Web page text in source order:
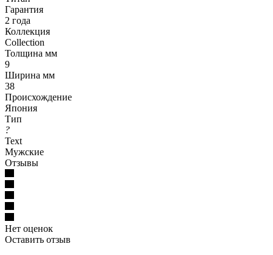
Гарантия
2 года
Коллекция
Collection
Толщина мм
9
Ширина мм
38
Происхождение
Япония
Тип
?
Text
Мужские
Отзывы
Нет оценок
Оставить отзыв